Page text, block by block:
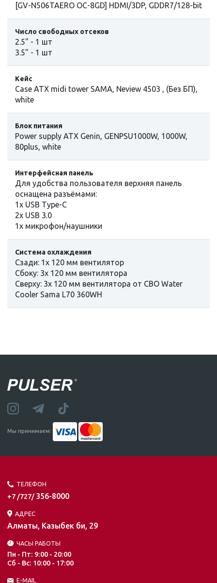
[GV-N506TAERO OC-8GD] HDMI/3DP, GDDR7/128-bit
Число свободных отсеков
2.5" - 1 шт
3.5" - 1 шт
Кейс
Case ATX midi tower SAMA, Neview 4503 , (Без БП),
white
Блок питания
Power supply ATX Genin, GENPSU1000W, 1000W,
80plus, white
Интерфейсная панель
Для удобства пользователя верхняя панель
оснащена разъёмами:
1х USB Type-C
2х USB 3.0
1x микрофон/наушники
Система охлаждения
Сзади: 1x 120 мм вентилятор
Сбоку: 3x 120 мм вентилятора
Сверху: 3x 120 мм вентилятора от СВО Water
Cooler Sama L70 360WH
Мы принимаем:
ТЕЛЕФОН
+7 /727/ 356-8000
АДРЕС
Алматы, Казыбек би, 29
ЧАСЫ РАБОТЫ
Пн - Пт: 9:00 - 20:00
Сб - Вс: 10:00 - 17:00
E-MAIL